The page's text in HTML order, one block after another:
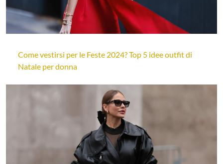
Come vestirsi per le Feste 2024? Top 5 idee outfit di
Natale per donna